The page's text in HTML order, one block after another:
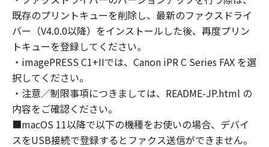
件は、本契約の末尾、「許諾ソフトウェア」に
関連するマニュアル等の資料、または「許諾ソ
フトウェア」内に記載されていますのでご確認
ください。
１．権利の留保
(1) 「許諾ソフトウェア」に関する著作権を含
む一切の権利は、キヤノンまたはキヤノンのラ
イセンサーに帰属します。
(2) 本契約に明示的に定める場合を除き、キヤノ
ンおよびキヤノンのライセンサーのいかなる知
既存のプリントキューを削除し、最新のファクスドライ
バー（V4.0.0以降）をインストールした後、再度プリン
トキューを登録してください。
・imagePRESS C1+IIでは、Canon iPR C Series FAX を選
択してください。
・注意／制限事項につきましては、README-JP.html の
内容をご確認ください。
■macOS 11以降で以下の機種をお使いの場合、デバイ
スをUSB接続で登録するとファクス送信ができません。